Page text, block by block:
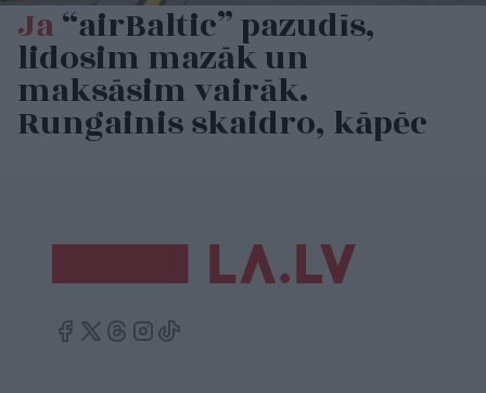
Ja“airBaltic” pazudīs,
lidosim mazāk un
maksāsim vairāk.
Rungainis skaidro, kāpēc